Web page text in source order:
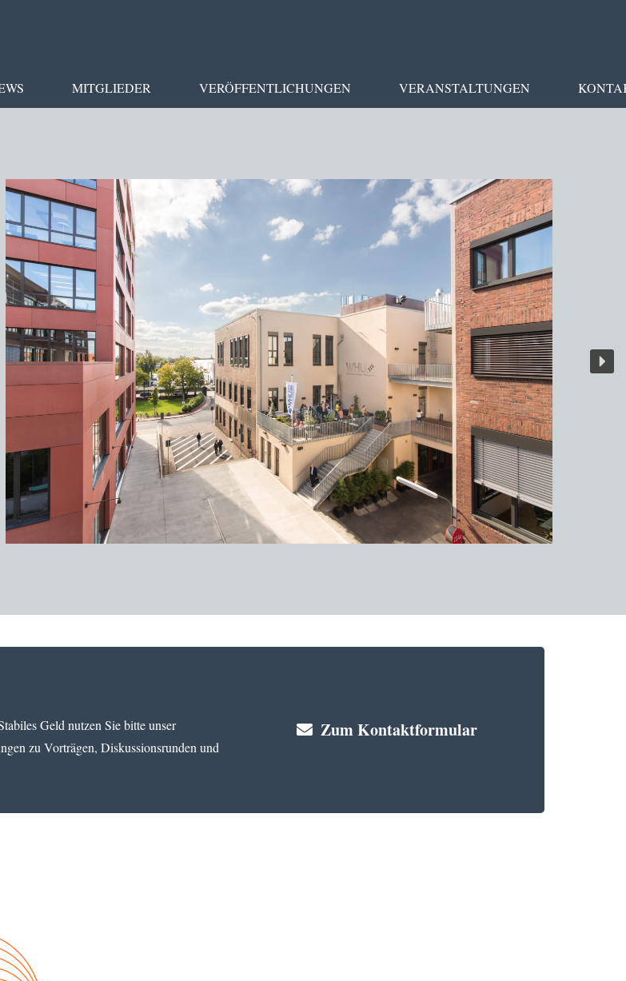
MITGLIEDER VERÖFFENTLICHUNGEN VERANSTALTUNGEN
Geld nutzen Sie bitte unser
zu Vorträgen, Diskussionsrunden und
Zum Kontaktformular